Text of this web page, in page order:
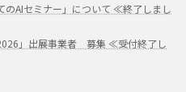
のAIセミナー」について ≪終了しまし
」出展事業者 募集 ≪受付終了し